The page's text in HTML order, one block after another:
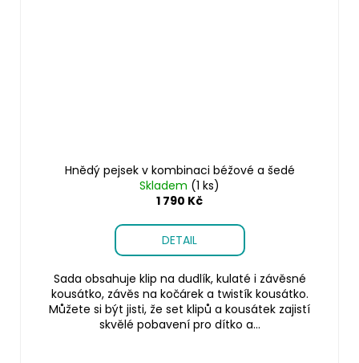
Hnědý pejsek v kombinaci béžové a šedé
Skladem (1 ks)
1 790 Kč
DETAIL
Sada obsahuje klip na dudlík, kulaté i závěsné
kousátko, závěs na kočárek a twistík kousátko.
Můžete si být jisti, že set klipů a kousátek zajistí
skvělé pobavení pro dítko a...